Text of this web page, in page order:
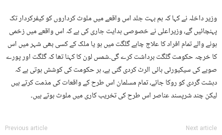
وزیر داخلہ نے کہا کہ ہم بہت جلد اس واقعے میں ملوث کرداروں کو کیفرکردار تک
پہنچائیں گے، وزیراعلی نے خصوصی ہدایت جاری کی ہے کہ اس واقعے میں زخمی
ہونے والے تمام افراد کا علاج چاہے گلگت میں ہو یا ملک کے کسی بھی شہر میں اس
کا خرچہ حکومت گلگت برداشت کرے گی۔شمس لون کا کہنا تھا کہ گلگت اور پورے
صوبے کی سیکیورٹی ہائی الرٹ کردی گئی ہے، ہر حکومت کی کوشش ہوتی ہے کہ
دہشت گردی کو روکا جائے، تمام مسلمان اس طرح کے واقعات کی مذمت کرتے ہیں
لیکن چند شرپسند عناصر اس طرح کی تخریب کاری میں ملوث ہوتے ہیں۔
Previous article Next article